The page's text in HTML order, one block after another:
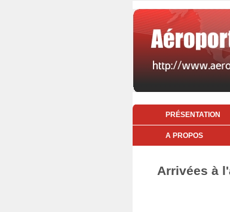
PRÉSENTATION
A PROPOS
Arrivées à